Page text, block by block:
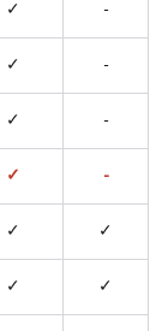
✓ -
✓ -
✓ -
✓ -
✓ ✓
✓ ✓